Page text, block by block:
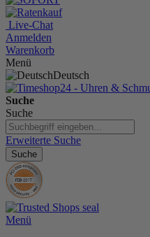
Live-Chat
Anmelden
Warenkorb
Menü
Deutsch
Suche
Suche
Erweiterte Suche
Suche
Menü